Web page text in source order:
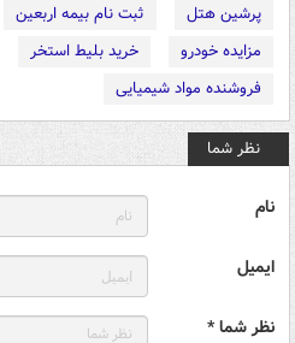
پرشین هتل
ثبت نام بیمه اربعین
مزایده خودرو
خرید بلیط استخر
فروشنده مواد شیمیایی
نظر شما
نام
ایمیل
نظر شما *